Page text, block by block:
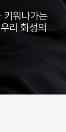
키워나가는
리 화성의